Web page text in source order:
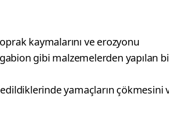
kaymalarını ve erozyonu
gibi malzemelerden yapılan
yamaçların çökmesini